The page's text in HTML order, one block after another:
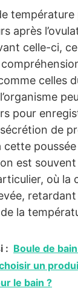
après
celle-ci,
celles
pour
de
cette
est
où la
la
: Boule de
un
le bain ?